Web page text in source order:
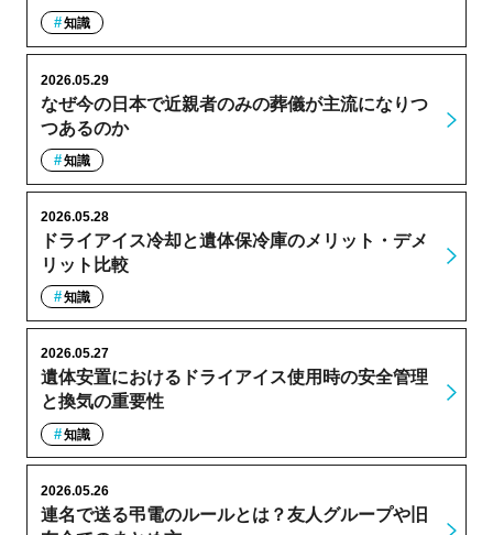
知識
なぜ今の日本で近親者のみの葬儀が主流になりつ
つあるのか
2026.05.29
知識
ドライアイス冷却と遺体保冷庫のメリット・デメ
リット比較
2026.05.28
知識
遺体安置におけるドライアイス使用時の安全管理
と換気の重要性
2026.05.27
知識
連名で送る弔電のルールとは？友人グループや旧
2026.05.26